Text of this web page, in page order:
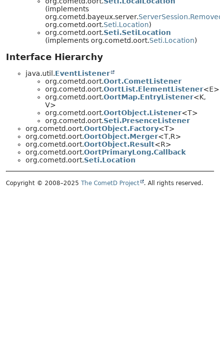
(implements
org.cometd.bayeux.server.
org.cometd.oort.Seti.Location)
org.cometd.oort.Seti.SetiLocation
(implements org.cometd.oort.Seti.Location)
Interface Hierarchy
java.util.EventListener
org.cometd.oort.Oort.CometListener
org.cometd.oort.OortList.ElementListener<E>
org.cometd.oort.OortMap.EntryListener<K,
V>
org.cometd.oort.OortObject.Listener<T>
org.cometd.oort.Seti.PresenceListener
org.cometd.oort.OortObject.Factory<T>
org.cometd.oort.OortObject.Merger<T,R>
org.cometd.oort.OortObject.Result<R>
org.cometd.oort.OortPrimaryLong.Callback
org.cometd.oort.Seti.Location
Copyright © 2008–2025 The CometD Project . All rights reserved.